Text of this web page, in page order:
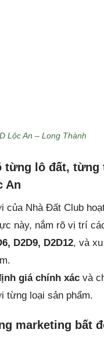
Lộc An – Long Thành
từng lô đất, từng
An
của Nhà Đất Club
này, nắm rõ vị trí
D2D9, D2D12, và
giá chính xác và
từng loại sản phẩm.
marketing bất